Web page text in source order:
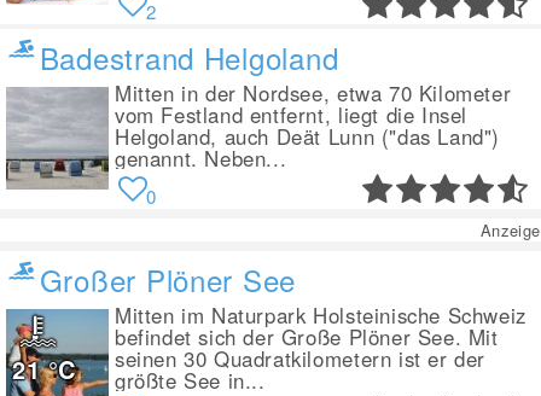
2
Badestrand Helgoland
Mitten in der Nordsee, etwa 70 Kilometer
vom Festland entfernt, liegt die Insel
Helgoland, auch Deät Lunn ("das Land")
genannt. Neben...
0
Anzeige
Großer Plöner See
Mitten im Naturpark Holsteinische Schweiz
befindet sich der Große Plöner See. Mit
seinen 30 Quadratkilometern ist er der
größte See in...
21°C